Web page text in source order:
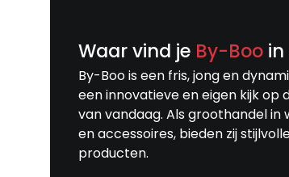
Waar vind je By-Boo in
By-Boo is een fris, jong en
een innovatieve en eigen kijk op
van vandaag. Als groothandel in
en accessoires, bieden zij
producten.